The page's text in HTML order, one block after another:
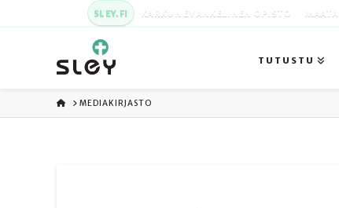
SLEY.FI KARKUN EVANKELINEN OPISTO
TUTUSTU
ETUSIVU
MEDIAKIRJASTO